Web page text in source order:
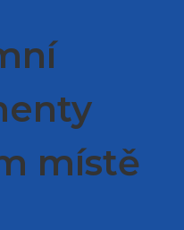
místě